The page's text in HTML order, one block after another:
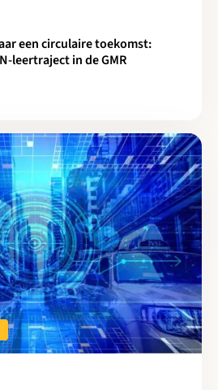
een circulaire toekomst:
leertraject in de GMR
als sleutel voor snellere en